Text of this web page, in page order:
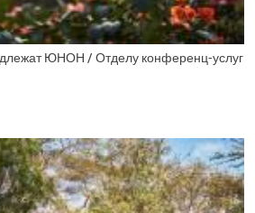
ЮНОН / Отделу конференц-услуг